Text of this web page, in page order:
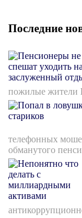
Последние
пожилые жители
телефонных
обманутого